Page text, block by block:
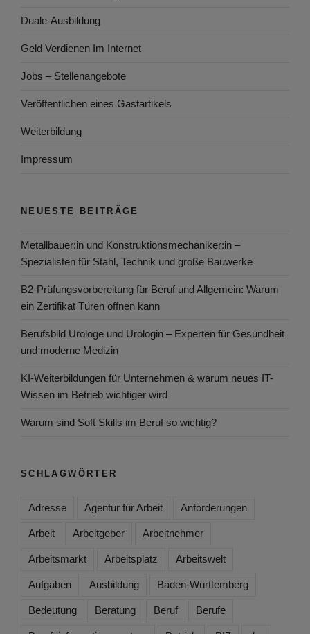
Duale-Ausbildung
Geld Verdienen Im Internet
Jobs – Stellenangebote
Veröffentlichen eines Gastartikels
Weiterbildung
Impressum
NEUESTE BEITRÄGE
Metallbauer:in und Konstruktionsmechaniker:in –
Spezialisten für Stahl, Technik und große Bauwerke
B2-Prüfungsvorbereitung für Beruf und Allgemein: Warum
ein Zertifikat Türen öffnen kann
Berufsbild Urologe und Urologin – Experten für Gesundheit
und moderne Medizin
KI-Weiterbildungen für Unternehmen & warum neues IT-
Wissen im Betrieb wichtiger wird
Warum sind Soft Skills im Beruf so wichtig?
SCHLAGWÖRTER
Adresse Agentur für Arbeit Anforderungen
Arbeit Arbeitgeber Arbeitnehmer
Arbeitsmarkt Arbeitsplatz Arbeitswelt
Aufgaben Ausbildung Baden-Württemberg
Bedeutung Beratung Beruf Berufe